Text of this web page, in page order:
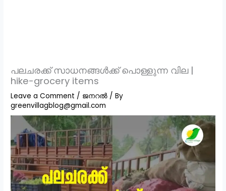
പലചരക്ക് സാധനങ്ങൾക്ക് പൊള്ളുന്ന വില |
hike-grocery items
Leave a Comment / ജനറൽ / By
greenvillagblog@gmail.com